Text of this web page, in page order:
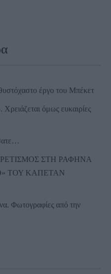
έργο του Μπέκετ
όμως ευκαιρίες
ΣΤΗ ΡΑΦΗΝΑ
ΤΟΥ ΚΑΠΕΤΑΝ
Φωτογραφίες από την